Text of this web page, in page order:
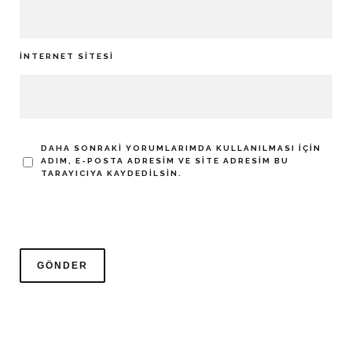
İNTERNET SITESI
DAHA SONRAKI YORUMLARIMDA KULLANILMASI IÇIN
ADIM, E-POSTA ADRESIM VE SITE ADRESIM BU
TARAYICIYA KAYDEDILSIN.